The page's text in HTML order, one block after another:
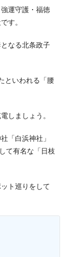
運守護・福徳
す。
なる北条政子
といわれる「腰
しましょう。
「白浜神社」
て有名な「日枝
ト巡りをして